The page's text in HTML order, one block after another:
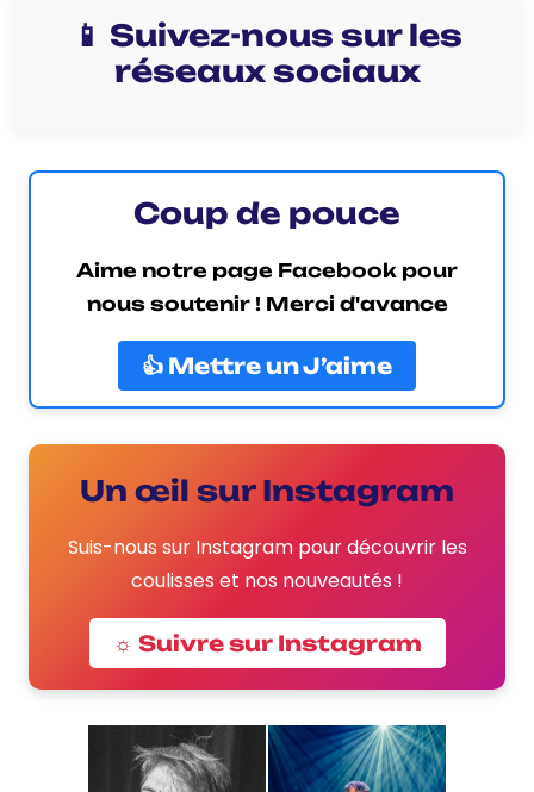
📱 Suivez-nous sur les
réseaux sociaux
Coup de pouce
Aime notre page Facebook pour
nous soutenir ! Merci d'avance
👍 Mettre un J’aime
Un œil sur Instagram
Suis-nous sur Instagram pour découvrir les
coulisses et nos nouveautés !
☼ Suivre sur Instagram